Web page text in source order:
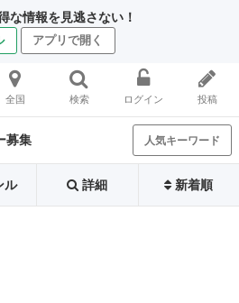
な情報を見逃さない！
アプリで開く
全国 検索 ログイン 投稿
募集 人気キーワード
ル 詳細 新着順